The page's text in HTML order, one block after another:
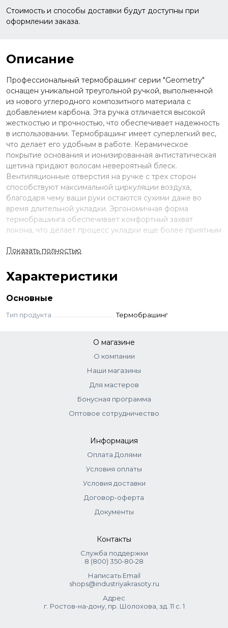
Стоимость и способы доставки будут доступны при
оформлении заказа.
Описание
Профессиональный термобрашинг серии "Geometry"
оснащен уникальной треугольной ручкой, выполненной
из нового углеродного композитного материала с
добавлением карбона. Эта ручка отличается высокой
жесткостью и прочностью, что обеспечивает надежность
в использовании. Термобрашинг имеет суперлегкий вес,
что делает его удобным в работе. Керамическое
покрытие основания и ионизированная антистатическая
щетина придают волосам невероятный блеск.
Вентиляционные отверстия на ручке с трех сторон
способствуют максимальной циркуляции воздуха,
благодаря чему ваши руки остаются сухими даже во
время длительной укладки. Эргономичная форма
термобрашинга обеспечивает комфортный захват
локона, что делает процесс укладки еще более приятным
и эффективным.
Показать полностью
Характеристики
Основные
Тип продукта Термобрашинг
О магазине
О компании
Наши магазины
Для мастеров
Бонусная программа
Оптовое сотрудничество
Информация
Оплата Долями
Условия оплаты
Условия доставки
Договор-оферта
Документы
Контакты
Служба поддержки
8 (800) 350‑80‑28
Написать Email
shops@industriyakrasoty.ru
Адрес
г. Ростов-на-дону, пр. Шолохова, зд. 11 с. 1